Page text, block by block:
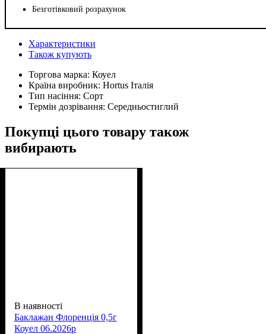
Безготівковий розрахунок
Характеристики
Також купують
Торгова марка: Коуел
Країна виробник: Hortus Італія
Тип насіння: Сорт
Термін дозрівання: Середньостиглий
Покупці цього товару також
вибирають
В наявності
Баклажан Флоренція 0,5г
Коуел 06.2026р